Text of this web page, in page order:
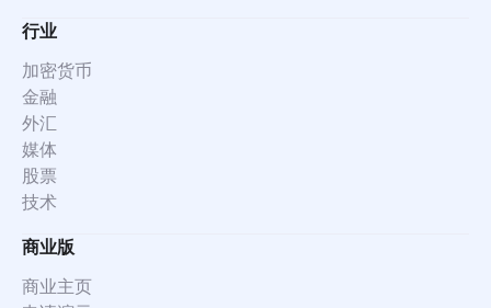
行业
加密货币
金融
外汇
媒体
股票
技术
商业版
商业主页